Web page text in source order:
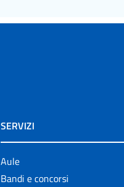
SERVIZI
Aule
Bandi e concorsi